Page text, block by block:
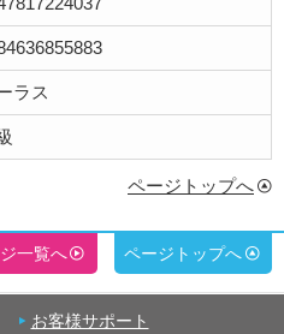
ラス
ページトップへ
一覧へ ページトップへ
お客様サポート